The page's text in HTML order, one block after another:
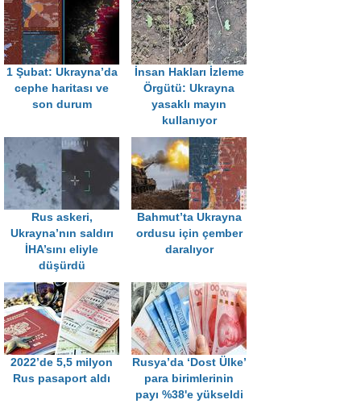
1 Şubat: Ukrayna’da
cephe haritası ve
son durum
İnsan Hakları İzleme
Örgütü: Ukrayna
yasaklı mayın
kullanıyor
Rus askeri,
Ukrayna’nın saldırı
İHA’sını eliyle
düşürdü
Bahmut’ta Ukrayna
ordusu için çember
daralıyor
2022’de 5,5 milyon
Rus pasaport aldı
Rusya’da ‘Dost Ülke’
para birimlerinin
payı %38'e yükseldi